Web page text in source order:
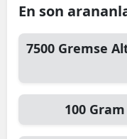
En son
7500 Gremse
100 Gram